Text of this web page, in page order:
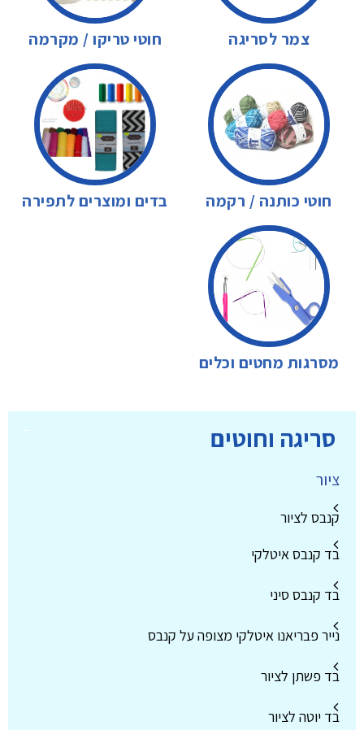
צמר לסריגה חוטי טריקו / מקרמה
חוטי כותנה / רקמה בדים ומוצרים לתפירה
מסרגות מחטים וכלים
סריגה וחוטים
ציור
קנבס לציור
בד קנבס איטלקי
בד קנבס סיני
נייר פבריאנו איטלקי מצופה על קנבס
בד פשתן לציור
בד יוטה לציור